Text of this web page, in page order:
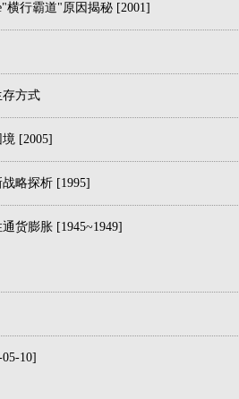
横行霸道"原因揭秘 [2001]
方式
[2005]
略探析 [1995]
货膨胀 [1945~1949]
10]